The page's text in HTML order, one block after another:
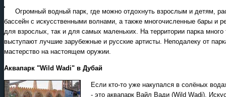
Огромный водный парк, где можно отдохнуть взрослым и детям,
бассейн с искусственными волнами, а также многочисленные бары и
для взрослых, так и для самых маленьких. На территории парка
выступают лучшие зарубежные и русские артисты. Неподалеку от
мастерство на настоящем оружии.
Аквапарк "Wild Wadi" в Дубай
Если кто-то уже накупался в солёных
- это аквапарк Вайл Вади (Wild Wadi).